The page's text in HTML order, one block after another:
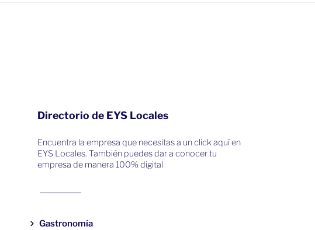
Directorio de EYS Locales
Encuentra la empresa que necesitas a un click aquí en
EYS Locales. También puedes dar a conocer tu
empresa de manera 100% digital
Gastronomía